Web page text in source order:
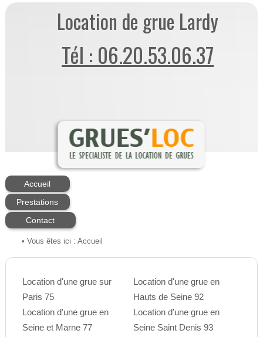
Location de grue Lardy
Tél : 06.20.53.06.37
Accueil
Prestations
Contact
• Vous êtes ici : Accueil
Location d'une grue sur
Paris 75
Location d'une grue en
Seine et Marne 77
Location d'une grue en
Hauts de Seine 92
Location d'une grue en
Seine Saint Denis 93